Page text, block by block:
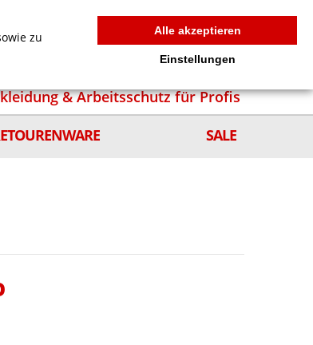
MEIN WARENKORB 0
& Arbeitsschutz für Profis
SALE
zu
Alle akzeptieren
Einstellungen